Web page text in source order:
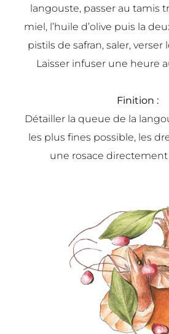
langouste, passer au tamis
miel, l’huile d’olive puis la
pistils de safran, saler, verser
Laisser infuser une heure
Finition :
Détailler la queue de la
les plus fines possible, les
une rosace directement